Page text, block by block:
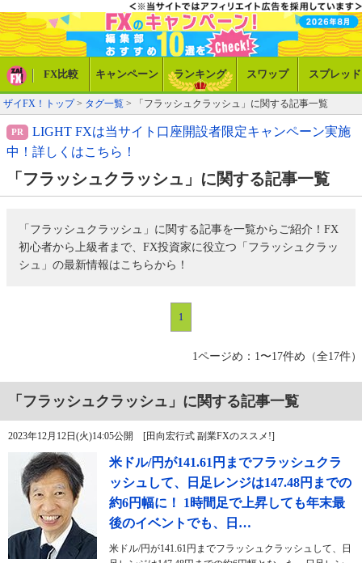
FX比較 キャンペーン ランキング スワップ スプレッド
ザイFX！トップ> タグ一覧 > 「フラッシュクラッシュ」に関する記事一覧
LIGHT FXは当サイト口座開設者限定キャンペーン実施
中！詳しくはこちら！
「フラッシュクラッシュ」に関する記事一覧
「フラッシュクラッシュ」に関する記事を一覧からご紹介！FX
初心者から上級者まで、FX投資家に役立つ「フラッシュクラッ
シュ」の最新情報はこちらから！
1
1ページめ：1〜17件め（全17件）
「フラッシュクラッシュ」に関する記事一覧
2023年12月12日(火)14:05公開 [田向宏行式 副業FXのススメ!]
米ドル/円が141.61円までフラッシュクラ
ッシュして、日足レンジは147.48円までの
約6円幅に！ 1時間足で上昇しても年末最
後のイベントでも、日…
米ドル/円が141.61円までフラッシュクラッシュして、日